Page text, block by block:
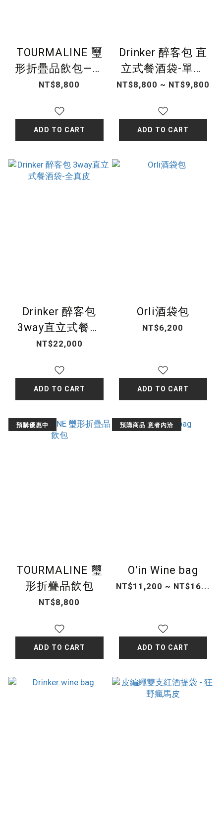
TOURMALINE 璽
形折疊品飲包—漆
皮寶石紅
NT$8,800
ADD TO CART
Drinker 醉客包 直
立式餐酒袋-單支
款
NT$8,800 ~ NT$9,800
ADD TO CART
Drinker 醉客包
3way直立式餐酒
袋-全真皮
NT$22,000
ADD TO CART
Orli酒袋包
NT$6,200
ADD TO CART
預購優惠中
TOURMALINE 璽
形折疊品飲包
NT$8,800
ADD TO CART
預購商品 意者內洽
O'in Wine bag
NT$11,200 ~ NT$16...
ADD TO CART